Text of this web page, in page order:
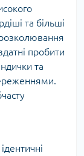
та більші
пробити
та